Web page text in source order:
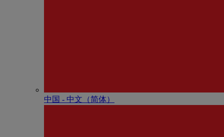
中国 - 中⽂（简体）